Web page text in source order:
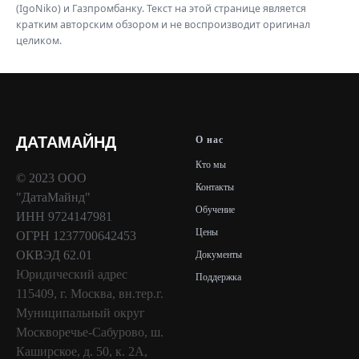
(IgoNiko) и Газпромбанку. Текст на этой странице является
кратким авторским обзором и не воспроизводит оригинал
целиком.
ДАТАМАЙНД
© 2023 ООО
"ДатаМайнд"
ИНН 9724147981
ОГРН 1237700642453
ОКВЭД 62.01
Юридический адрес
115409, г. Москва, вн.тер.г.
Муниципальный округ
Москворечье-Сабурово, ш.
Каширское, д. 50, к. 2А,
О нас
Кто мы
Контакты
Обучение
Цены
Документы
Поддержка